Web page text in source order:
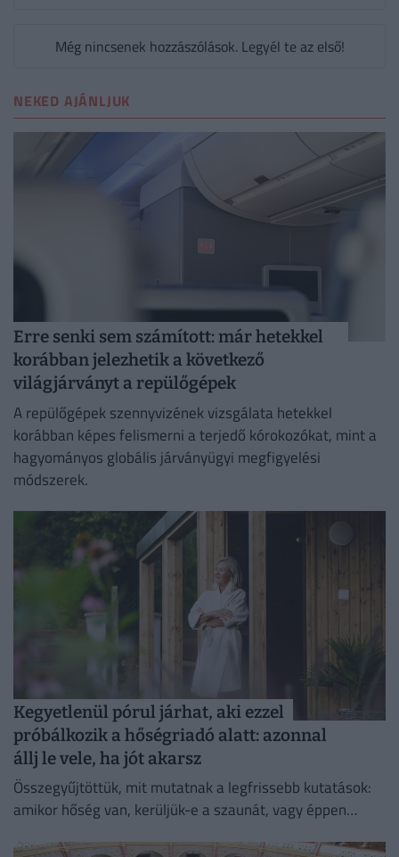
Még nincsenek hozzászólások. Legyél te az első!
NEKED AJÁNLJUK
Erre senki sem számított: már hetekkel
korábban jelezhetik a következő
világjárványt a repülőgépek
A repülőgépek szennyvizének vizsgálata hetekkel
korábban képes felismerni a terjedő kórokozókat, mint a
hagyományos globális járványügyi megfigyelési
módszerek.
Kegyetlenül pórul járhat, aki ezzel
próbálkozik a hőségriadó alatt: azonnal
állj le vele, ha jót akarsz
Összegyűjtöttük, mit mutatnak a legfrissebb kutatások:
amikor hőség van, kerüljük-e a szaunát, vagy éppen